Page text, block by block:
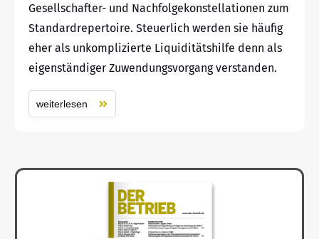
Gesellschafter- und Nachfolgekonstellationen zum
Standardrepertoire. Steuerlich werden sie häufig
eher als unkomplizierte Liquiditätshilfe denn als
eigenständiger Zuwendungsvorgang verstanden.
weiterlesen